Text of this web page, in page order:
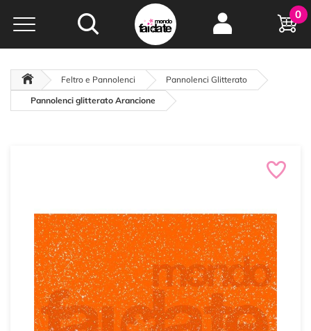
Hobby e
creatività...
oltre 15 anni online
0
Feltro e Pannolenci
Pannolenci Glitterato
Pannolenci glitterato Arancione